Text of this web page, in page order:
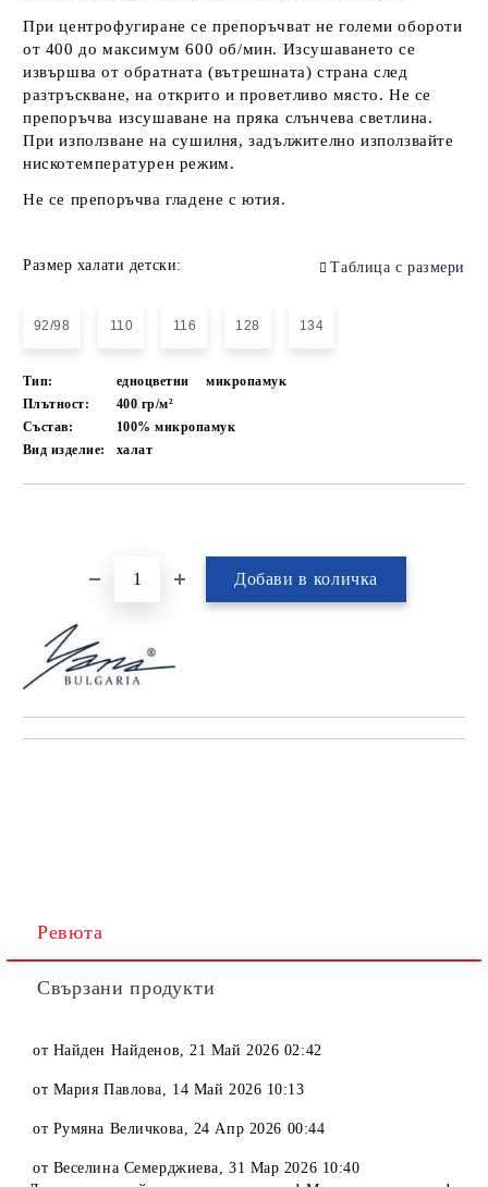
При центрофугиране се препоръчват не големи обороти
от 400 до максимум 600 об/мин. Изсушаването се
извършва от обратната (вътрешната) страна след
разтръскване, на открито и проветливо място. Не се
препоръчва изсушаване на пряка слънчева светлина.
При използване на сушилня, задължително използвайте
нискотемпературен режим.
Не се препоръчва гладене с ютия.
Размер халати детски: Таблица с размери
92/98 110 116 128 134
Тип: едноцветни
микропамук
Плътност:
400 гр/м²
Състав:
100% микропамук
Вид изделие:
халат
Ревюта
Свързани продукти
от Найден Найденов,21 Май 2026 02:42
от Мария Павлова, 14 Май 2026 10:13
от Румяна Величкова, 24 Апр 2026 00:44
от Веселина Семерджиева,31 Мар 2026 10:40